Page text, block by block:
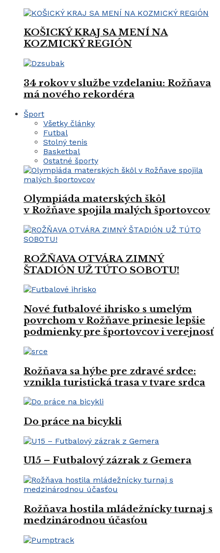
KOŠICKÝ KRAJ SA MENÍ NA
KOZMICKÝ REGIÓN
34 rokov v službe vzdelaniu: Rožňava
má nového rekordéra
Šport
Všetky články
Futbal
Stolný tenis
Basketbal
Ostatné športy
Olympiáda materských škôl
v Rožňave spojila malých športovcov
ROŽŇAVA OTVÁRA ZIMNÝ
ŠTADIÓN UŽ TÚTO SOBOTU!
Nové futbalové ihrisko s umelým
povrchom v Rožňave prinesie lepšie
podmienky pre športovcov i verejnosť
Rožňava sa hýbe pre zdravé srdce:
vznikla turistická trasa v tvare srdca
Do práce na bicykli
U15 – Futbalový zázrak z Gemera
Rožňava hostila mládežnícky turnaj s
medzinárodnou účasťou